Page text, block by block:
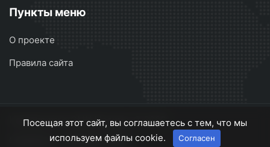
Пункты меню
О проекте
Правила сайта
Независимое СМИ Москвы © 2026
О проекте
Правила сайта
Посещая этот сайт, вы соглашаетесь с тем, что мы
используем файлы cookie.
Согласен